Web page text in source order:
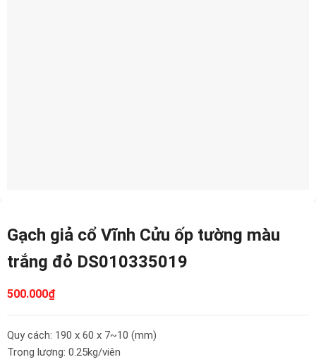
Gạch giả cổ Vĩnh Cửu ốp tường màu
trắng đỏ DS010335019
500.000₫
Quy cách: 190 x 60 x 7~10 (mm)
Trọng lượng: 0.25kg/viên